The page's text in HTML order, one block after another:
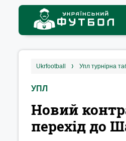
ukrfootball упл турнірна
УПЛ
Новий
перехід до